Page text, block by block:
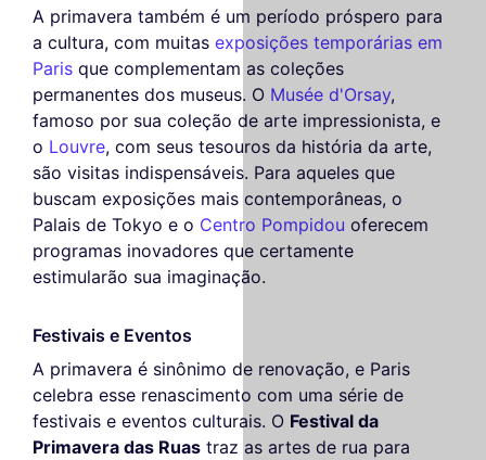
A primavera também é um período próspero para
a cultura, com muitas exposições temporárias em
Paris que complementam as coleções
permanentes dos museus. O Musée d'Orsay,
famoso por sua coleção de arte impressionista, e
o Louvre, com seus tesouros da história da arte,
são visitas indispensáveis. Para aqueles que
buscam exposições mais contemporâneas, o
Palais de Tokyo e o Centro Pompidou oferecem
programas inovadores que certamente
estimularão sua imaginação.
Festivais e Eventos
A primavera é sinônimo de renovação, e Paris
celebra esse renascimento com uma série de
festivais e eventos culturais. O Festival da
Primavera das Ruas traz as artes de rua para